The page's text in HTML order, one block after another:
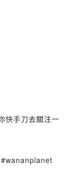
快手刀去關注一